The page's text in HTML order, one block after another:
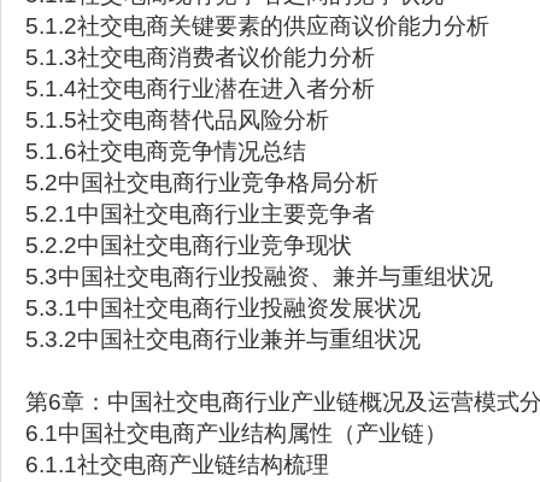
5.1.2社交电商关键要素的供应商议价能力分析
5.1.3社交电商消费者议价能力分析
5.1.4社交电商行业潜在进入者分析
5.1.5社交电商替代品风险分析
5.1.6社交电商竞争情况总结
5.2中国社交电商行业竞争格局分析
5.2.1中国社交电商行业主要竞争者
5.2.2中国社交电商行业竞争现状
5.3中国社交电商行业投融资、兼并与重组状况
5.3.1中国社交电商行业投融资发展状况
5.3.2中国社交电商行业兼并与重组状况
第6章：中国社交电商行业产业链概况及运营模式
6.1中国社交电商产业结构属性（产业链）
6.1.1社交电商产业链结构梳理